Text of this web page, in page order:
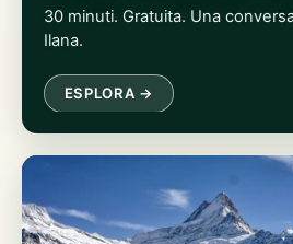
30 minuti. Gratuita. Una
Ilana.
ESPLORA →